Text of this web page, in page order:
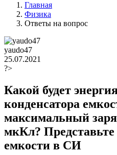
Главная
Физика
Ответы на вопрос
yaudo47
25.07.2021
?>
Какой будет
конденсатора
максимальный
мкКл? Представьте
емкости в СИ​